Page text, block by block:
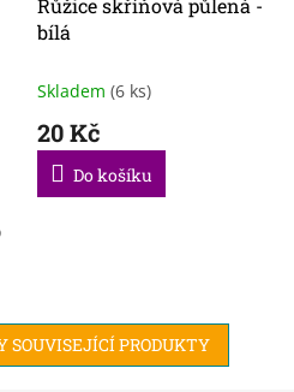
bílá
Skladem (6 ks)
20 Kč
Do košíku
SOUVISEJÍCÍ PRODUKTY